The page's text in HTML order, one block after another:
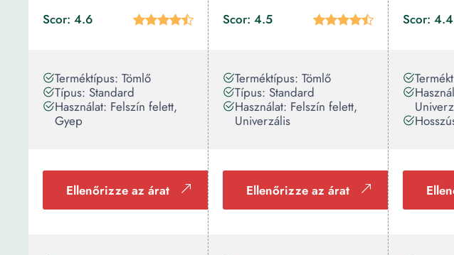
Scor: 4.6
Terméktípus: Tömlő
Típus: Standard
Használat: Felszín felett,
Gyep
Ellenőrizze az árat
Scor: 4.5
Terméktípus: Tömlő
Típus: Standard
Használat: Felszín felett,
Univerzális
Ellenőrizze az árat
Scor: 4.4